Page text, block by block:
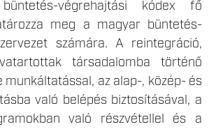
végrehajtási kódex fő
meg a magyar büntetés-
számára. A reintegráció,
társadalomba történő
munkáltatással, az alap-, közép- és
való belépés biztosításával, a
való részvétellel és a